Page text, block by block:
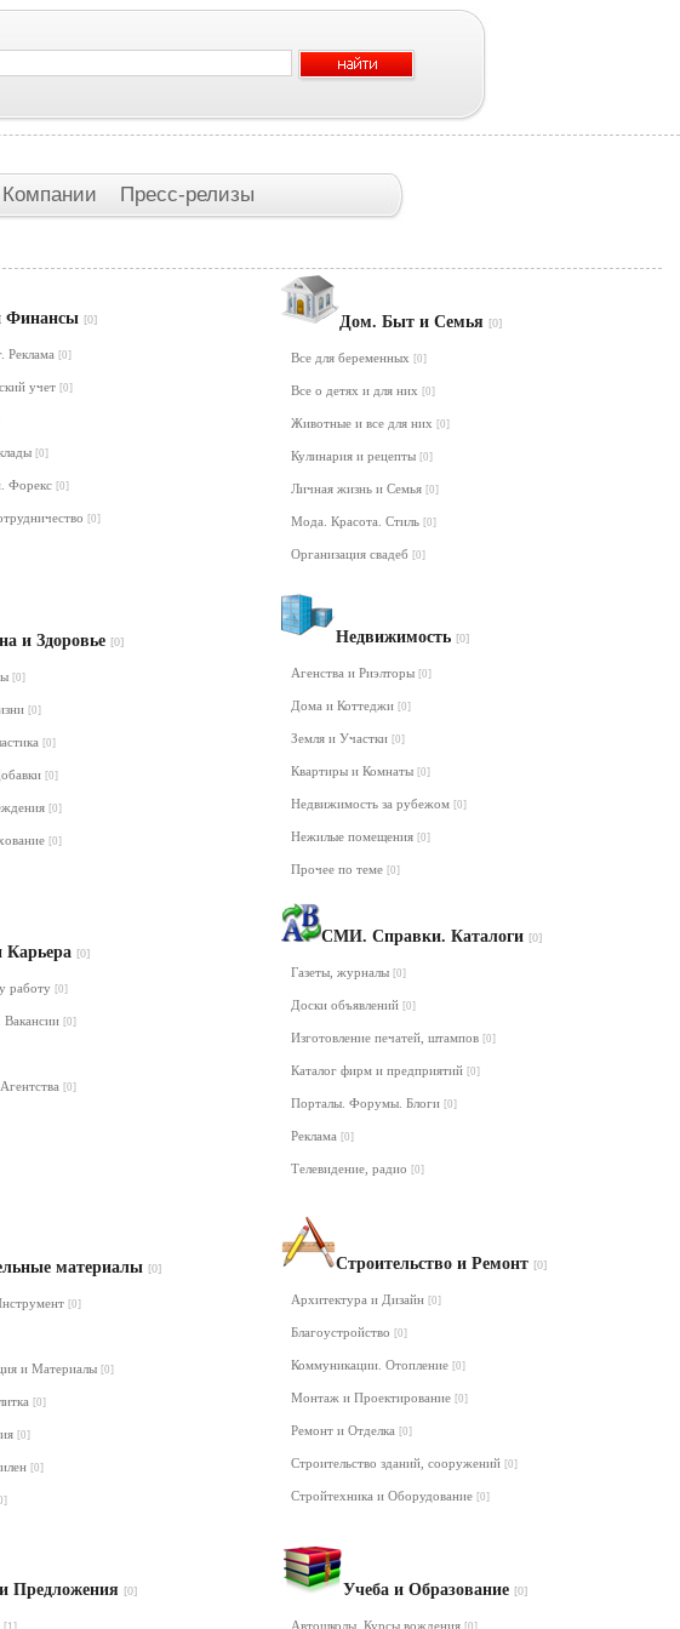
Компании Пресс-релизы
Финансы [0]
Реклама [0]
учет [0]
[0]
Форекс [0]
[0]
Дом. Быт и Семья [0]
Все для беременных [0]
Все о детях и для них [0]
Животные и все для них [0]
Кулинария и рецепты [0]
Личная жизнь и Семья [0]
Мода. Красота. Стиль [0]
Организация свадеб [0]
и Здоровье [0]
[0]
[0]
[0]
[0]
[0]
[0]
Недвижимость [0]
Агенства и Риэлторы [0]
Дома и Коттеджи [0]
Земля и Участки [0]
Квартиры и Комнаты [0]
Недвижимость за рубежом [0]
Нежилые помещения [0]
Прочее по теме [0]
Карьера [0]
работу [0]
Вакансии [0]
[0]
СМИ. Справки. Каталоги [0]
Газеты, журналы [0]
Доски объявлений [0]
Изготовление печатей, штампов [0]
Каталог фирм и предприятий [0]
Порталы. Форумы. Блоги [0]
Реклама [0]
Телевидение, радио [0]
материалы [0]
[0]
и Материалы [0]
[0]
[0]
[0]
Строительство и Ремонт [0]
Архитектура и Дизайн [0]
Благоустройство [0]
Коммуникации. Отопление [0]
Монтаж и Проектирование [0]
Ремонт и Отделка [0]
Строительство зданий, сооружений [0]
Стройтехника и Оборудование [0]
Предложения [0]
[1]
Учеба и Образование [0]
Автошколы. Курсы вождения [0]